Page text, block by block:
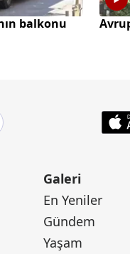
balkonu
Galeri
En Yeniler
Gündem
Yaşam